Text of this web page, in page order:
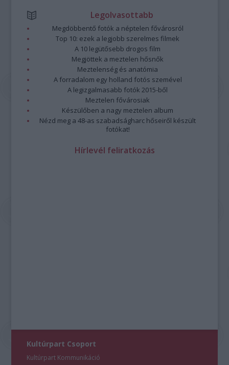
Legolvasottabb
Megdöbbentő fotók a néptelen fővárosról
Top 10: ezek a legjobb szerelmes filmek
A 10 legütősebb drogos film
Megjöttek a meztelen hősnők
Meztelenség és anatómia
A forradalom egy holland fotós szemével
A legizgalmasabb fotók 2015-ből
Meztelen fővárosiak
Készülőben a nagy meztelen album
Nézd meg a 48-as szabadságharc hőseiről készült
fotókat!
Hírlevél feliratkozás
Kultúrpart Csoport
Kultúrpart Kommunikáció